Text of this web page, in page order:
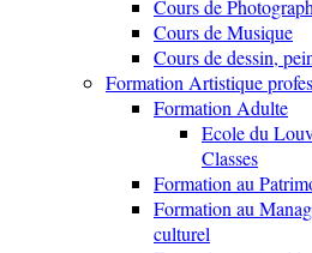
Cours de
Cours de Musique
Cours de dessin,
Formation Artistique
Formation Adulte
Ecole du
Classes
Formation au
Formation au
culturel